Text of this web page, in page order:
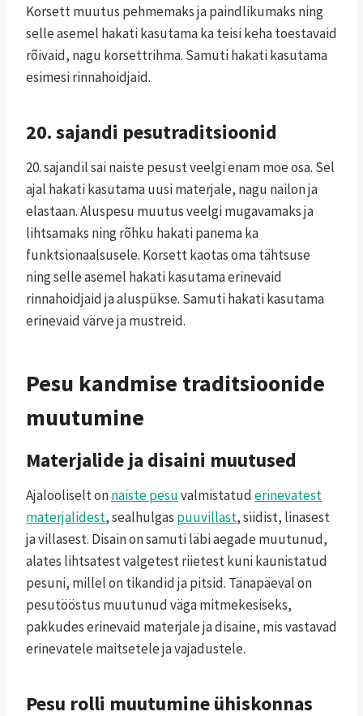
Korsett muutus pehmemaks ja paindlikumaks ning
selle asemel hakati kasutama ka teisi keha toestavaid
rõivaid, nagu korsettrihma. Samuti hakati kasutama
esimesi rinnahoidjaid.
20. sajandi pesutraditsioonid
20. sajandil sai naiste pesust veelgi enam moe osa. Sel
ajal hakati kasutama uusi materjale, nagu nailon ja
elastaan. Aluspesu muutus veelgi mugavamaks ja
lihtsamaks ning rõhku hakati panema ka
funktsionaalsusele. Korsett kaotas oma tähtsuse
ning selle asemel hakati kasutama erinevaid
rinnahoidjaid ja aluspükse. Samuti hakati kasutama
erinevaid värve ja mustreid.
Pesu kandmise traditsioonide
muutumine
Materjalide ja disaini muutused
Ajalooliselt onnaiste pesuvalmistatuderinevatest
materjalidest, sealhulgas puuvillast, siidist, linasest
ja villasest. Disain on samuti läbi aegade muutunud,
alates lihtsatest valgetest riietest kuni kaunistatud
pesuni, millel on tikandid ja pitsid. Tänapäeval on
pesutööstus muutunud väga mitmekesiseks,
pakkudes erinevaid materjale ja disaine, mis vastavad
erinevatele maitsetele ja vajadustele.
Pesu rolli muutumine ühiskonnas